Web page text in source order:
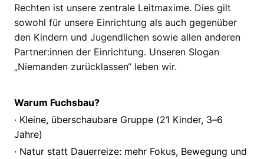
Rechten ist unsere zentrale Leitmaxime. Dies gilt
sowohl für unsere Einrichtung als auch gegenüber
den Kindern und Jugendlichen sowie allen anderen
Partner:innen der Einrichtung. Unseren Slogan
„Niemanden zurücklassen“ leben wir.
Warum Fuchsbau?
· Kleine, überschaubare Gruppe (21 Kinder, 3–6
Jahre)
· Natur statt Dauerreize: mehr Fokus, Bewegung und